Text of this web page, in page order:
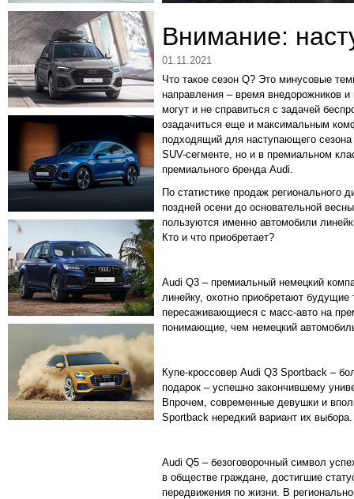
Внимание:
01.11.2021
Что такое сезон Q? Это минусовые
направления – время внедорожников и
могут и не справиться с задачей
озадачиться еще и максимальным
подходящий для наступающего
SUV-сегменте, но и в премиальном
премиального бренда Audi.
По статистике продаж регионального
поздней осени до основательной
пользуются именно автомобили
Кто и что приобретает?
Audi Q3 – премиальный немецкий
линейку, охотно приобретают
пересаживающиеся с масс-авто на
понимающие, чем немецкий
Купе-кроссовер Audi Q3 Sportback –
подарок – успешно закончившему
Впрочем, современные девушки и
Sportback нередкий вариант их выбора.
Audi Q5 – безоговорочный символ
в обществе граждане, достигшие
передвижения по жизни. В